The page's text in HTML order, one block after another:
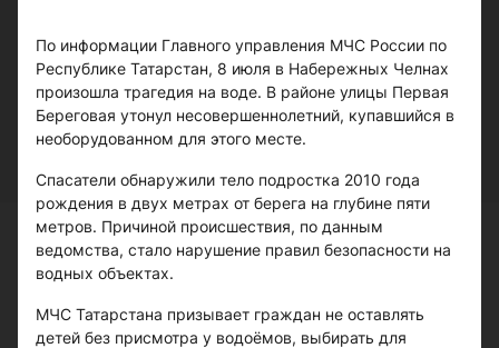
По информации Главного управления МЧС России по
Республике Татарстан, 8 июля в Набережных Челнах
произошла трагедия на воде. В районе улицы Первая
Береговая утонул несовершеннолетний, купавшийся в
необорудованном для этого месте.
Спасатели обнаружили тело подростка 2010 года
рождения в двух метрах от берега на глубине пяти
метров. Причиной происшествия, по данным
ведомства, стало нарушение правил безопасности на
водных объектах.
МЧС Татарстана призывает граждан не оставлять
детей без присмотра у водоёмов, выбирать для